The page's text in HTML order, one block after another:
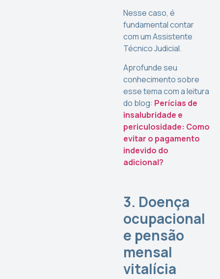
Nesse caso, é
fundamental contar
com um Assistente
Técnico Judicial.
Aprofunde seu
conhecimento sobre
esse tema com a leitura
do blog: Perícias de
insalubridade e
periculosidade: Como
evitar o pagamento
indevido do
adicional?
3. Doença
ocupacional
e pensão
mensal
vitalícia